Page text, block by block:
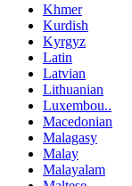
Khmer
Kurdish
Kyrgyz
Latin
Latvian
Lithuanian
Luxembou..
Macedonian
Malagasy
Malay
Malayalam